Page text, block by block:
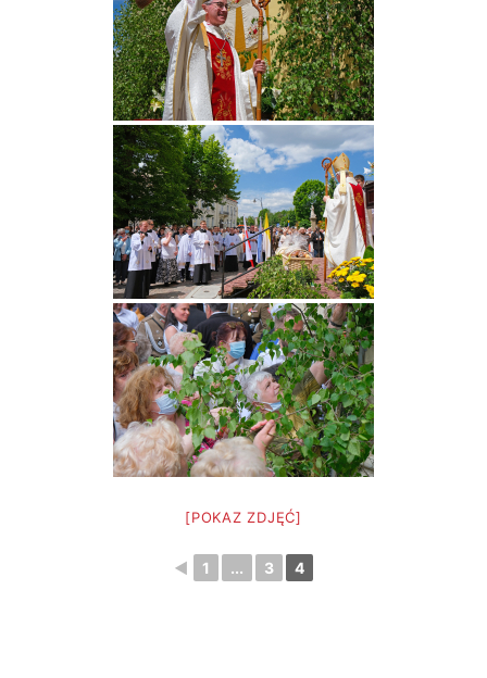
[POKAZ ZDJĘĆ]
◄ 1 ... 3 4